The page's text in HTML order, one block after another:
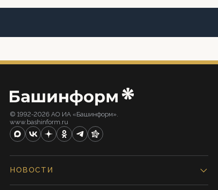
© 1992-2026 АО ИА «Башинформ».
www.bashinform.ru
НОВОСТИ